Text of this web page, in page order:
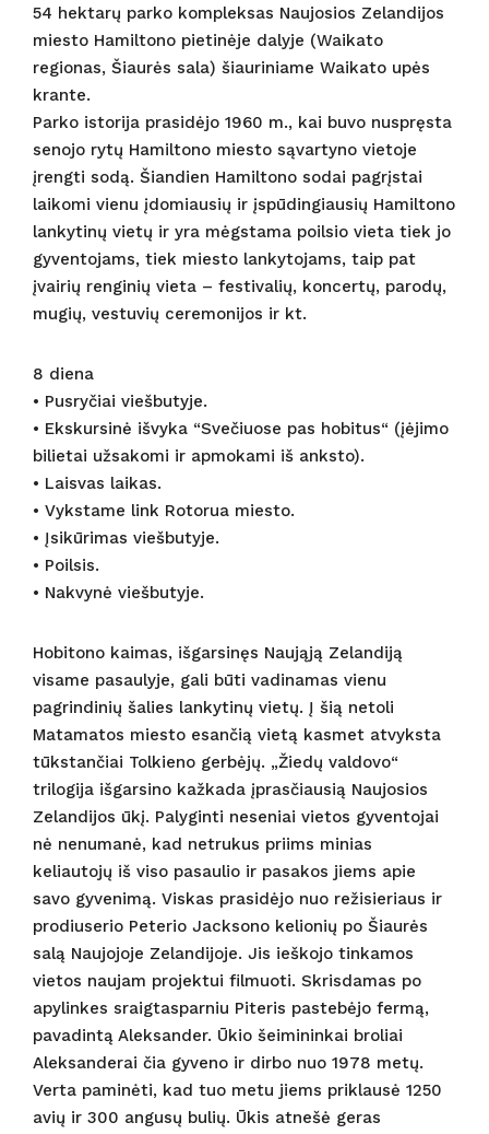
54 hektarų parko kompleksas Naujosios Zelandijos
miesto Hamiltono pietinėje dalyje (Waikato
regionas, Šiaurės sala) šiauriniame Waikato upės
krante.
Parko istorija prasidėjo 1960 m., kai buvo nuspręsta
senojo rytų Hamiltono miesto sąvartyno vietoje
įrengti sodą. Šiandien Hamiltono sodai pagrįstai
laikomi vienu įdomiausių ir įspūdingiausių Hamiltono
lankytinų vietų ir yra mėgstama poilsio vieta tiek jo
gyventojams, tiek miesto lankytojams, taip pat
įvairių renginių vieta – festivalių, koncertų, parodų,
mugių, vestuvių ceremonijos ir kt.
8 diena
• Pusryčiai viešbutyje.
• Ekskursinė išvyka “Svečiuose pas hobitus“ (įėjimo
bilietai užsakomi ir apmokami iš anksto).
• Laisvas laikas.
• Vykstame link Rotorua miesto.
• Įsikūrimas viešbutyje.
• Poilsis.
• Nakvynė viešbutyje.
Hobitono kaimas, išgarsinęs Naująją Zelandiją
visame pasaulyje, gali būti vadinamas vienu
pagrindinių šalies lankytinų vietų. Į šią netoli
Matamatos miesto esančią vietą kasmet atvyksta
tūkstančiai Tolkieno gerbėjų. „Žiedų valdovo“
trilogija išgarsino kažkada įprasčiausią Naujosios
Zelandijos ūkį. Palyginti neseniai vietos gyventojai
nė nenumanė, kad netrukus priims minias
keliautojų iš viso pasaulio ir pasakos jiems apie
savo gyvenimą. Viskas prasidėjo nuo režisieriaus ir
prodiuserio Peterio Jacksono kelionių po Šiaurės
salą Naujojoje Zelandijoje. Jis ieškojo tinkamos
vietos naujam projektui filmuoti. Skrisdamas po
apylinkes sraigtasparniu Piteris pastebėjo fermą,
pavadintą Aleksander. Ūkio šeimininkai broliai
Aleksanderai čia gyveno ir dirbo nuo 1978 metų.
Verta paminėti, kad tuo metu jiems priklausė 1250
avių ir 300 angusų bulių. Ūkis atnešė geras